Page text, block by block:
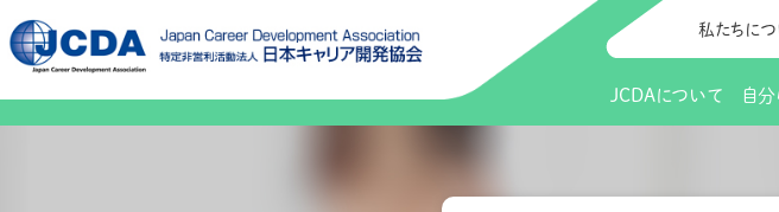
私たちに
JCDAについて 自分